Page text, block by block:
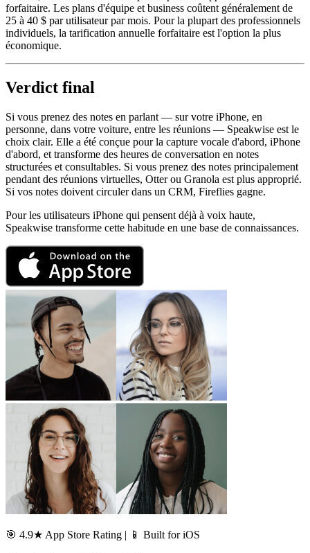
forfaitaire. Les plans d'équipe et business coûtent généralement de
25 à 40 $ par utilisateur par mois. Pour la plupart des professionnels
individuels, la tarification annuelle forfaitaire est l'option la plus
économique.
Verdict final
Si vous prenez des notes en parlant — sur votre iPhone, en
personne, dans votre voiture, entre les réunions — Speakwise est le
choix clair. Elle a été conçue pour la capture vocale d'abord, iPhone
d'abord, et transforme des heures de conversation en notes
structurées et consultables. Si vous prenez des notes principalement
pendant des réunions virtuelles, Otter ou Granola est plus approprié.
Si vos notes doivent circuler dans un CRM, Fireflies gagne.
Pour les utilisateurs iPhone qui pensent déjà à voix haute,
Speakwise transforme cette habitude en une base de connaissances.
🎯 4.9★ App Store Rating | 📱 Built for iOS